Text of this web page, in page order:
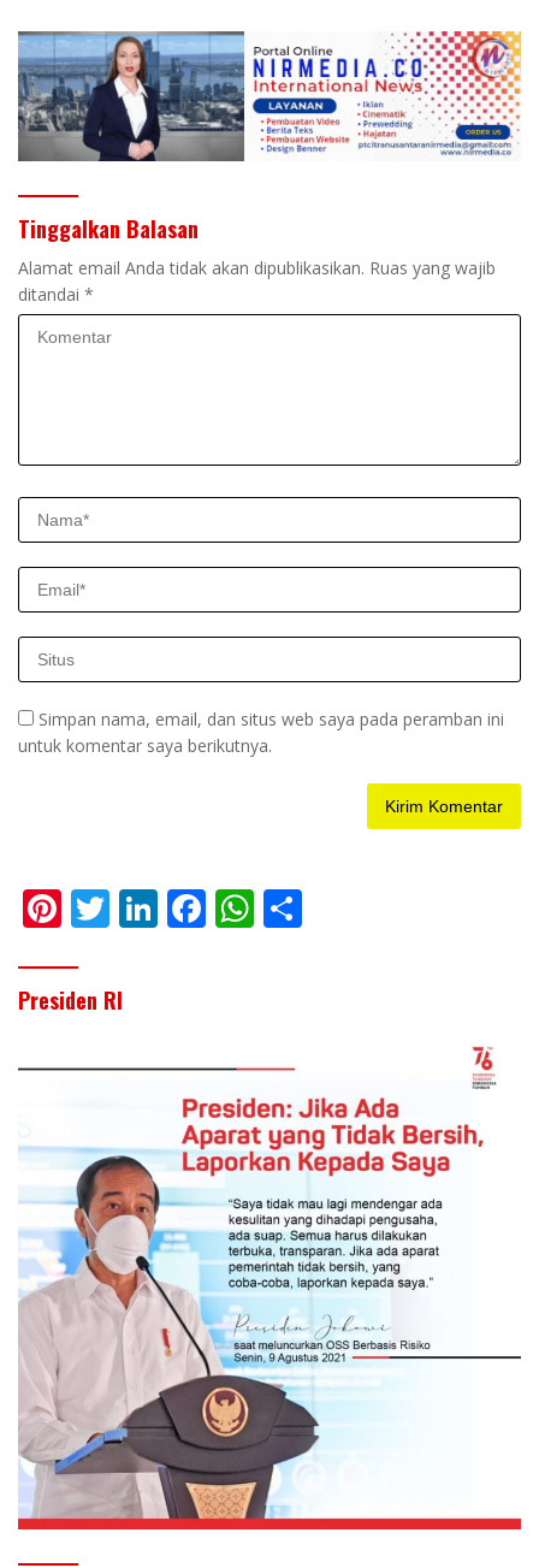
Tinggalkan Balasan
Alamat email Anda tidak akan dipublikasikan. Ruas yang wajib
ditandai *
Simpan nama, email, dan situs web saya pada peramban ini
untuk komentar saya berikutnya.
Pi
er
e
st
T
itt
er
Li
dI
F
o
o
k
W
A
p
p
Presiden RI